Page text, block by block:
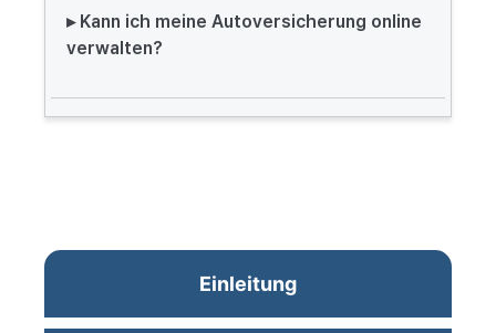
▸ Kann ich meine Autoversicherung online
verwalten?
Einleitung